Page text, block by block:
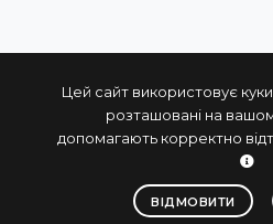
Цей сайт використовує
розташовані на
допомагають корректно
ВІДМОВИТИ
© 2004 - 2026 ПРОКСИС™ -